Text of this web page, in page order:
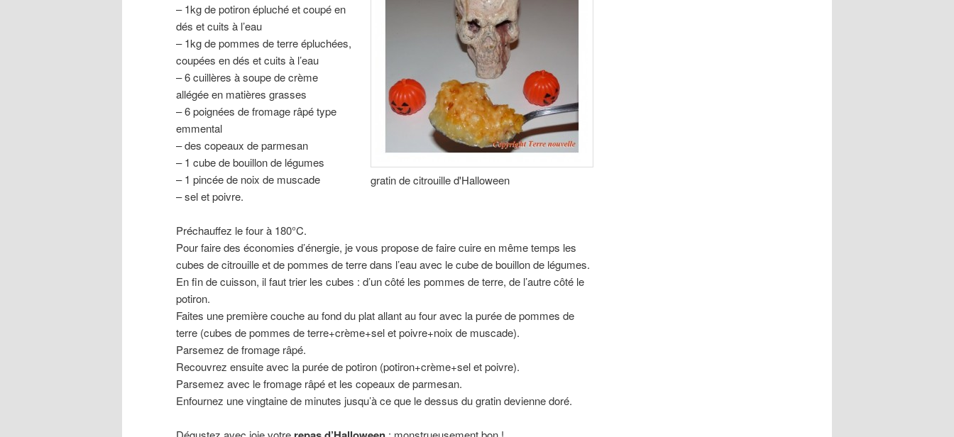
gratin de citrouille d'Halloween
– 1kg de potiron épluché et coupé en
dés et cuits à l’eau
– 1kg de pommes de terre épluchées,
coupées en dés et cuits à l’eau
– 6 cuillères à soupe de crème
allégée en matières grasses
– 6 poignées de fromage râpé type
emmental
– des copeaux de parmesan
– 1 cube de bouillon de légumes
– 1 pincée de noix de muscade
– sel et poivre.
Préchauffez le four à 180°C.
Pour faire des économies d’énergie, je vous propose de faire cuire en même temps les
cubes de citrouille et de pommes de terre dans l’eau avec le cube de bouillon de légumes.
En fin de cuisson, il faut trier les cubes : d’un côté les pommes de terre, de l’autre côté le
potiron.
Faites une première couche au fond du plat allant au four avec la purée de pommes de
terre (cubes de pommes de terre+crème+sel et poivre+noix de muscade).
Parsemez de fromage râpé.
Recouvrez ensuite avec la purée de potiron (potiron+crème+sel et poivre).
Parsemez avec le fromage râpé et les copeaux de parmesan.
Enfournez une vingtaine de minutes jusqu’à ce que le dessus du gratin devienne doré.